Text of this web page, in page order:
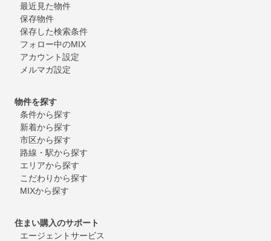
最近見た物件
保存物件
保存した検索条件
フォロー中のMIX
アカウント設定
メルマガ設定
物件を探す
条件から探す
新着から探す
市区から探す
路線・駅から探す
エリアから探す
こだわりから探す
MIXから探す
住まい購入のサポート
エージェントサービス